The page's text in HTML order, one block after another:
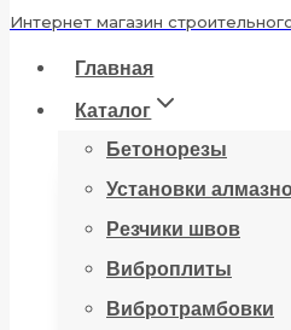
Интернет магазин
Главная
Каталог
Бетонорезы
Установки
Резчики швов
Виброплиты
Вибротрамбовки